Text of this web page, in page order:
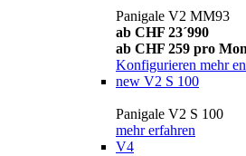
Panigale V2 MM93
ab CHF 23´990
ab CHF 259 pro
Konfigurieren mehr
new V2 S 100
Panigale V2 S 100
mehr erfahren
V4